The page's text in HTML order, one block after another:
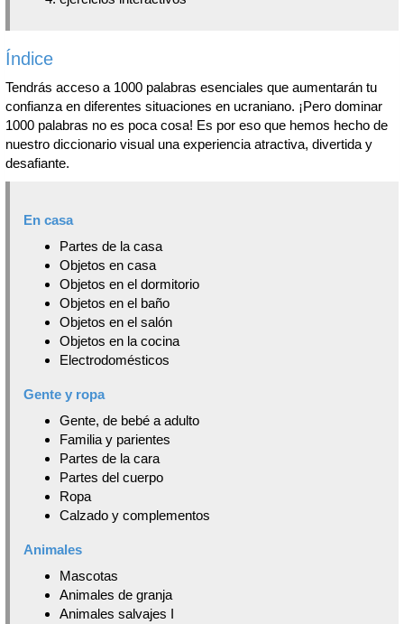
Índice
Tendrás acceso a 1000 palabras esenciales que aumentarán tu
confianza en diferentes situaciones en ucraniano. ¡Pero dominar
1000 palabras no es poca cosa! Es por eso que hemos hecho de
nuestro diccionario visual una experiencia atractiva, divertida y
desafiante.
En casa
Partes de la casa
Objetos en casa
Objetos en el dormitorio
Objetos en el baño
Objetos en el salón
Objetos en la cocina
Electrodomésticos
Gente y ropa
Gente, de bebé a adulto
Familia y parientes
Partes de la cara
Partes del cuerpo
Ropa
Calzado y complementos
Animales
Mascotas
Animales de granja
Animales salvajes I